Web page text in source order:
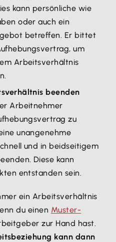
kann persönliche wie
oder auch ein
betreffen. Er bittet
um
Arbeitsverhältnis
beenden
Arbeitnehmer
zu
unangenehme
und in beidseitigem
Diese kann
entstanden sein.
ein Arbeitsverhältnis
du einen Muster-
zur Hand hast.
kann dann